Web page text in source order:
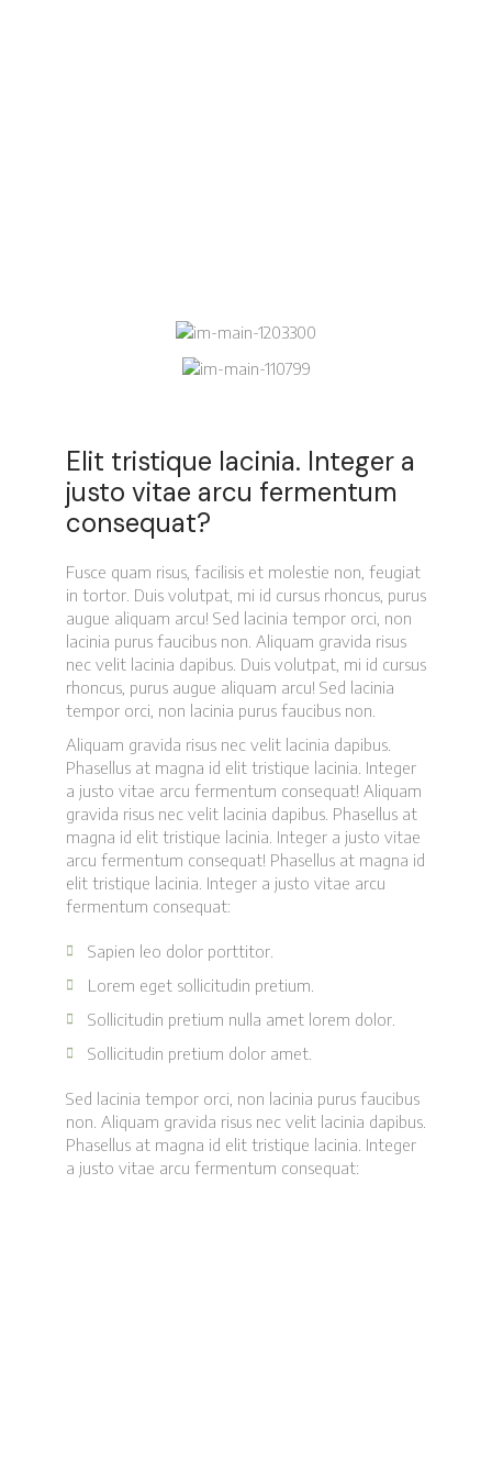
Elit tristique lacinia. Integer a
justo vitae arcu fermentum
consequat?
Fusce quam risus, facilisis et molestie non, feugiat
in tortor. Duis volutpat, mi id cursus rhoncus, purus
augue aliquam arcu! Sed lacinia tempor orci, non
lacinia purus faucibus non. Aliquam gravida risus
nec velit lacinia dapibus. Duis volutpat, mi id cursus
rhoncus, purus augue aliquam arcu! Sed lacinia
tempor orci, non lacinia purus faucibus non.
Aliquam gravida risus nec velit lacinia dapibus.
Phasellus at magna id elit tristique lacinia. Integer
a justo vitae arcu fermentum consequat! Aliquam
gravida risus nec velit lacinia dapibus. Phasellus at
magna id elit tristique lacinia. Integer a justo vitae
arcu fermentum consequat! Phasellus at magna id
elit tristique lacinia. Integer a justo vitae arcu
fermentum consequat:
Sapien leo dolor porttitor.
Lorem eget sollicitudin pretium.
Sollicitudin pretium nulla amet lorem dolor.
Sollicitudin pretium dolor amet.
Sed lacinia tempor orci, non lacinia purus faucibus
non. Aliquam gravida risus nec velit lacinia dapibus.
Phasellus at magna id elit tristique lacinia. Integer
a justo vitae arcu fermentum consequat: